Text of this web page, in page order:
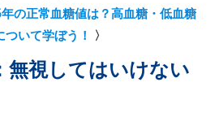
の正常血糖値は？高血糖・低血糖
いて学ぼう！ 〉
無視してはいけない